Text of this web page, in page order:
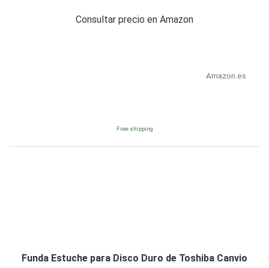
Consultar precio en Amazon
Amazon.es
Free shipping
Funda Estuche para Disco Duro de Toshiba Canvio